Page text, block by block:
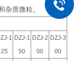
杂质微粒。
1
25
DZJ-1
50
DZJ-2
00
DZJ-3
00